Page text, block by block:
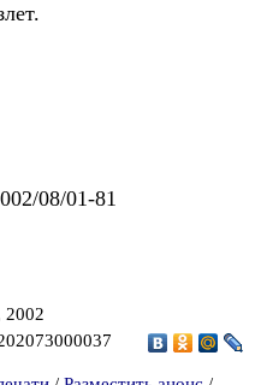
08/01-81
2002